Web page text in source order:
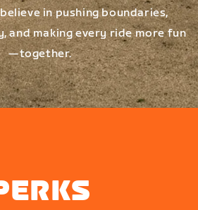
in pushing boundaries,
and making every ride more fun
—together.